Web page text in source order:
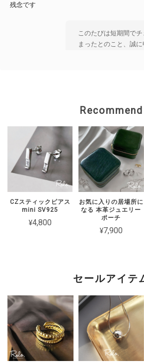
残念です
このたびは短期間で
まったとのこと、誠
がショップのお問い
【Roloアクセサリー】ギ
ワインレッド（期間限定）
2026/02/15
2週間経たずでチェーンがちぎれてしまった
に残念です
ん。 大切な方とのペ
ただいた中、残念な
まいましたことを心
ます。 状態を確認の
いたしますので、恐
プのお問い合わせよ
すと幸いです。
Recommend
CZスティックピアス
mini SV925
¥4,800
お気に入りの居場所に
なる 本革ジュエリー
ポーチ
¥7,900
セールアイテ